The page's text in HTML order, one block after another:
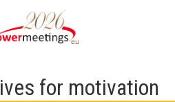
for motivation